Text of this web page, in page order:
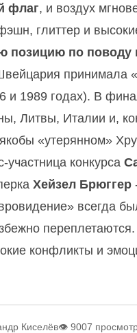
флаг, и воздух
глиттер и
позицию по поводу
принимала
и 1989 годах). В
Литвы, Италии и,
«утерянном»
участница конкурса
Хейзел Брюггер
всегда
конфликты и
Киселёв👁 9007